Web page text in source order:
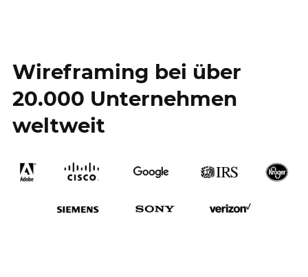
Wireframing bei über
20.000 Unternehmen
weltweit